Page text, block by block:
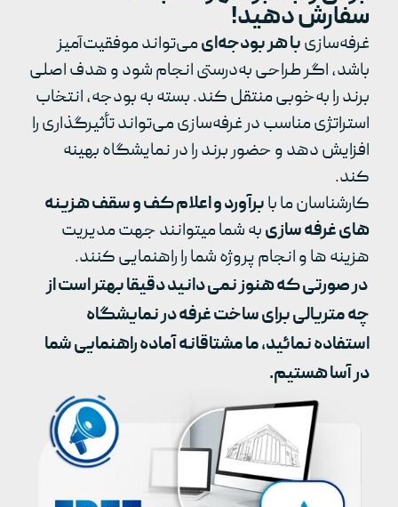
سفارش دهید!
غرفه‌سازیبا هر بودجه‌ایمی‌تواند موفقیت‌آمیز
باشد، اگر طراحی به‌درستی انجام شود و هدف اصلی
برند را به‌خوبی منتقل کند. بسته به بودجه، انتخاب
استراتژی مناسب در غرفه‌سازی می‌تواند تأثیرگذاری را
افزایش دهد و حضور برند را در نمایشگاه بهینه
کند.
کارشناسان ما بابرآورد و اعلام کف و سقف هزینه
های غرفه سازیبه شما میتوانند جهت مدیریت
هزینه ها و انجام پروژه شما را راهنمایی کنند.
در صورتی که هنوز نمی دانید دقیقا بهتر است از
چه متریالی برای ساخت غرفه در نمایشگاه
استفاده نمائید، ما مشتاقانه آماده راهنمایی شما
در آسا هستیم.